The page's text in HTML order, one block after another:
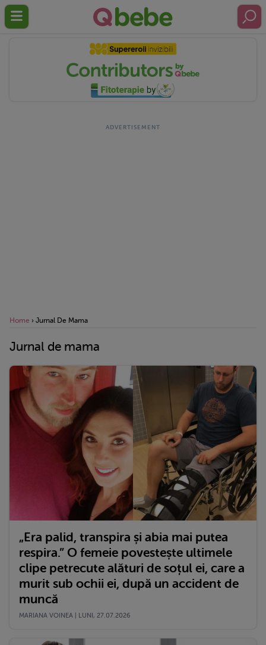
Home › Jurnal De Mama
Jurnal de mama
„Era palid, transpira și abia mai putea
respira.” O femeie povestește ultimele
clipe petrecute alături de soțul ei, care a
murit sub ochii ei, după un accident de
muncă
MARIANA VOINEA | LUNI, 27.07.2026